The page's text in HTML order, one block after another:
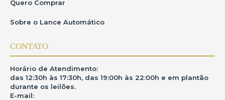
Quero Comprar
Sobre o Lance Automático
CONTATO
Horário de Atendimento:
das 12:30h às 17:30h, das 19:00h às 22:00h e em plantão
durante os leilões.
E-mail: